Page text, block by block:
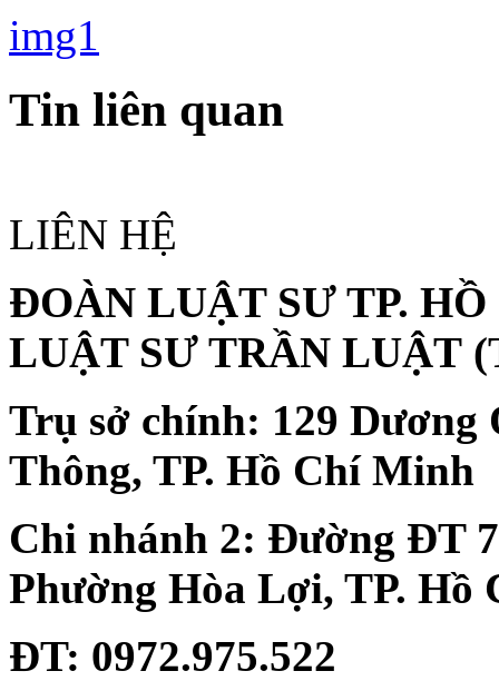
img1
Tin liên quan
LIÊN HỆ
ĐOÀN LUẬT SƯ TP.
LUẬT SƯ TRẦN LUẬT
Trụ sở chính: 129 Dương
Thông, TP. Hồ Chí Minh
Chi nhánh 2: Đường ĐT
Phường Hòa Lợi, TP. Hồ
ĐT: 0972.975.522